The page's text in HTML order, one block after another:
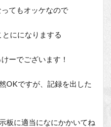
てもオッケなので
にになりまする
ーでございます！
OKですが、記録を出した
板に適当になにかかいてね